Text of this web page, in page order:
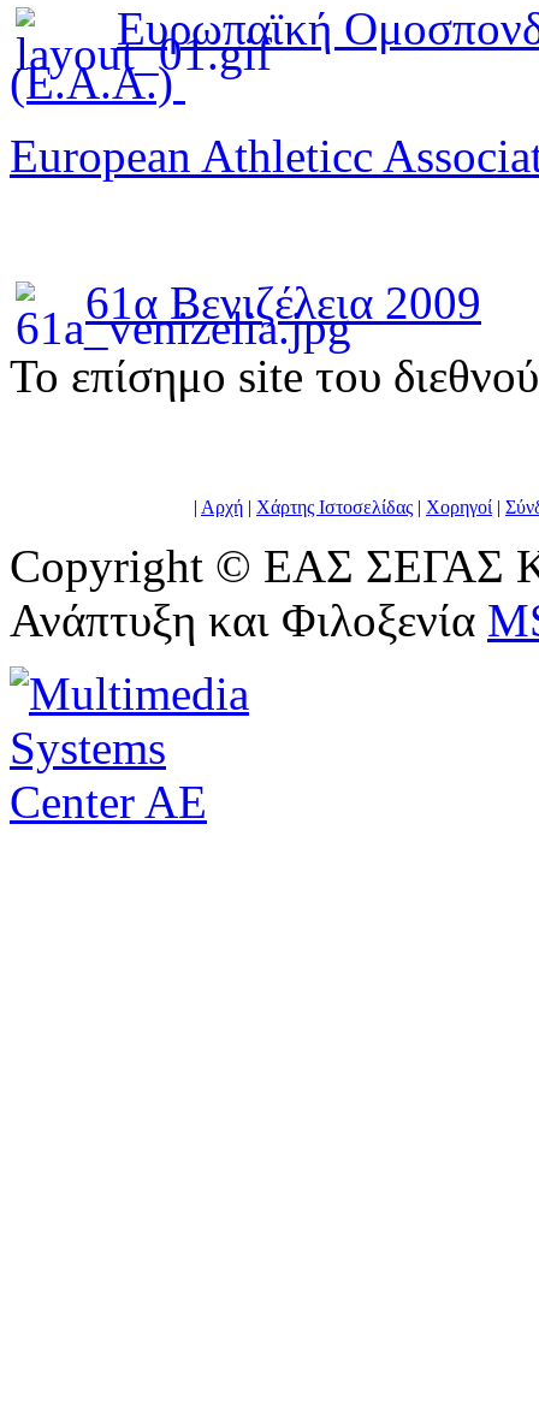
Ευρωπαϊκή
(E.A.A.)
European Athleticc
61α Βενιζέλεια 2009
To επίσημο site του
| Αρχή | Χάρτης Ιστοσελίδας | Χορηγοί |
Copyright © ΕΑΣ ΣΕΓΑΣ
Ανάπτυξη και Φιλοξενία